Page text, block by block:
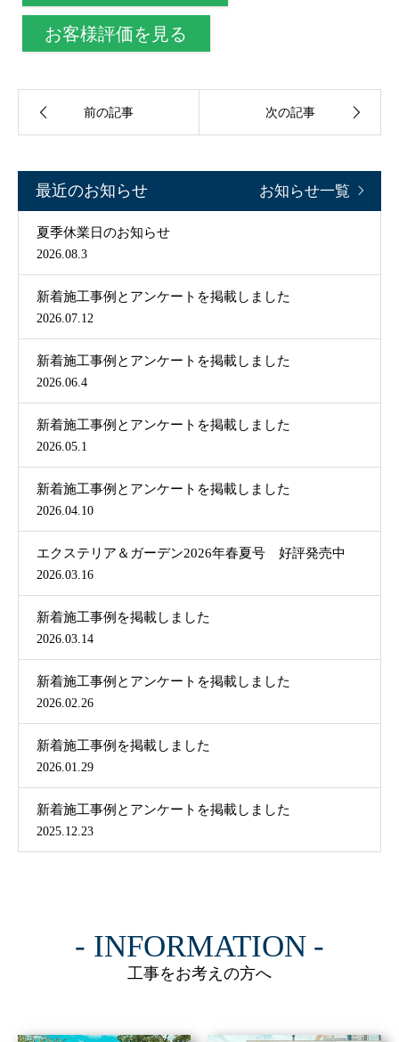
お客様評価を見る
前の記事 次の記事
最近のお知らせ お知らせ一覧
夏季休業日のお知らせ
2026.08.3
新着施工事例とアンケートを掲載しました
2026.07.12
新着施工事例とアンケートを掲載しました
2026.06.4
新着施工事例とアンケートを掲載しました
2026.05.1
新着施工事例とアンケートを掲載しました
2026.04.10
エクステリア＆ガーデン2026年春夏号 好評発売中
2026.03.16
新着施工事例を掲載しました
2026.03.14
新着施工事例とアンケートを掲載しました
2026.02.26
新着施工事例を掲載しました
2026.01.29
新着施工事例とアンケートを掲載しました
2025.12.23
INFORMATION
工事をお考えの方へ